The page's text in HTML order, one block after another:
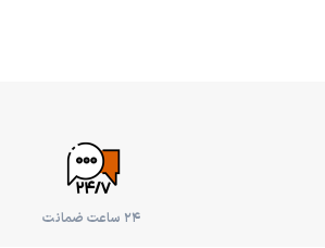
۲۴ ساعت ضمانت